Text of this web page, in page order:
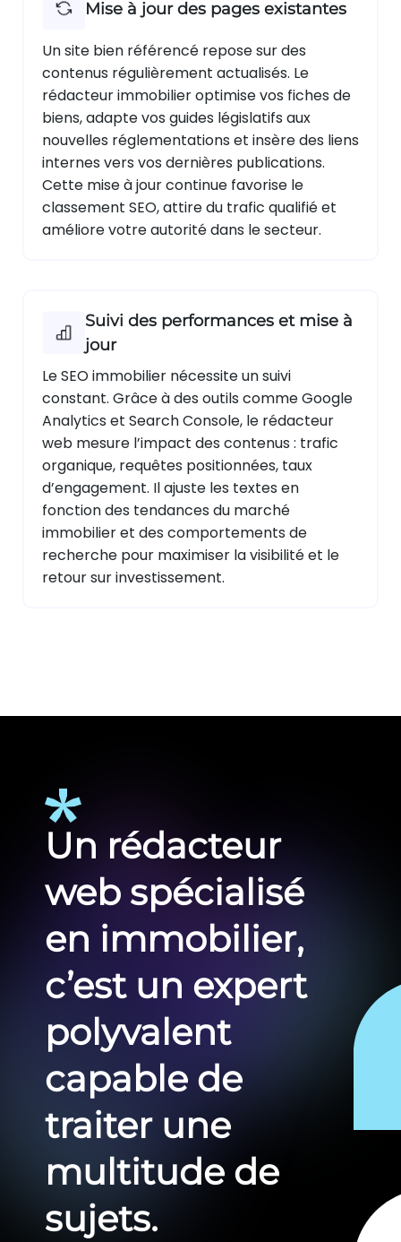
Mise à jour des pages existantes
Un site bien référencé repose sur des
contenus régulièrement actualisés. Le
rédacteur immobilier optimise vos fiches de
biens, adapte vos guides législatifs aux
nouvelles réglementations et insère des liens
internes vers vos dernières publications.
Cette mise à jour continue favorise le
classement SEO, attire du trafic qualifié et
améliore votre autorité dans le secteur.
Suivi des performances et mise à
jour
Le SEO immobilier nécessite un suivi
constant. Grâce à des outils comme Google
Analytics et Search Console, le rédacteur
web mesure l’impact des contenus : trafic
organique, requêtes positionnées, taux
d’engagement. Il ajuste les textes en
fonction des tendances du marché
immobilier et des comportements de
recherche pour maximiser la visibilité et le
retour sur investissement.
Un rédacteur
web spécialisé
en immobilier,
c’est un expert
polyvalent
capable de
traiter une
multitude de
sujets.